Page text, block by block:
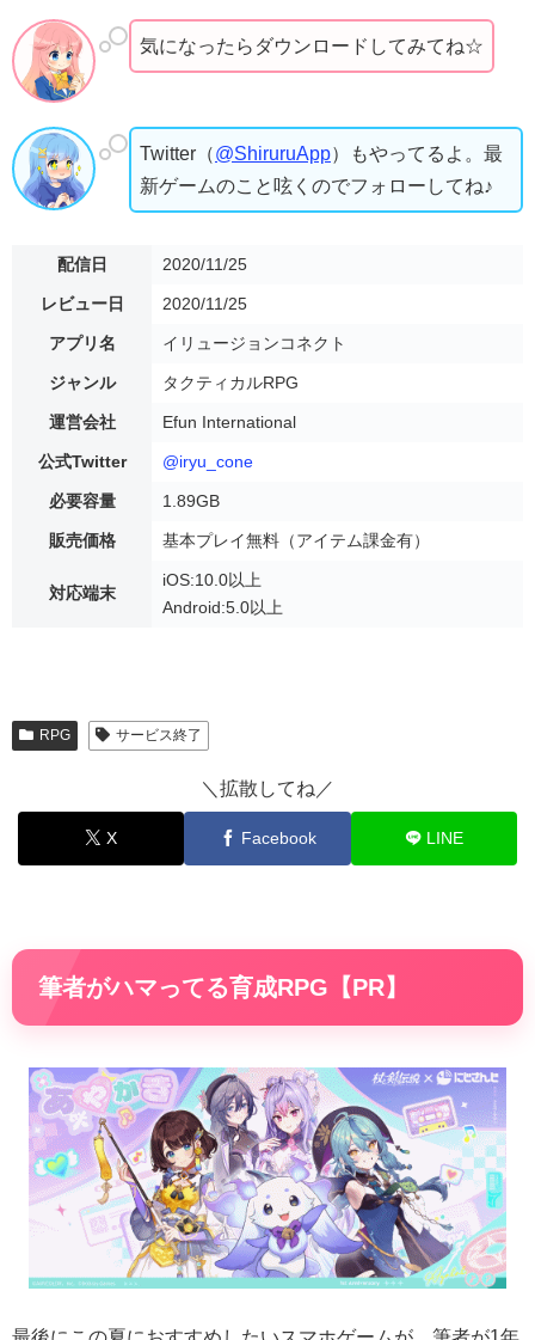
気になったらダウンロードしてみてね☆
Twitter（@ShiruruApp）もやってるよ。最
新ゲームのこと呟くのでフォローしてね♪
配信日 2020/11/25
レビュー日 2020/11/25
アプリ名 イリュージョンコネクト
ジャンル タクティカルRPG
運営会社 Efun International
公式Twitter @iryu_cone
必要容量 1.89GB
販売価格 基本プレイ無料（アイテム課金有）
対応端末
iOS:10.0以上
Android:5.0以上
RPG サービス終了
＼拡散してね／
X Facebook LINE
筆者がハマってる育成RPG【PR】